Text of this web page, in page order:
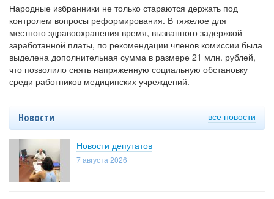
Народные избранники не только стараются держать под
контролем вопросы реформирования. В тяжелое для
местного здравоохранения время, вызванного задержкой
заработанной платы, по рекомендации членов комиссии была
выделена дополнительная сумма в размере 21 млн. рублей,
что позволило снять напряженную социальную обстановку
среди работников медицинских учреждений.
Новости все новости
Новости депутатов
7 августа 2026